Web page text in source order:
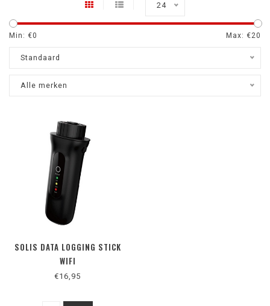
24
Min: €0 Max: €20
Standaard
Alle merken
SOLIS DATA LOGGING STICK
WIFI
€16,95